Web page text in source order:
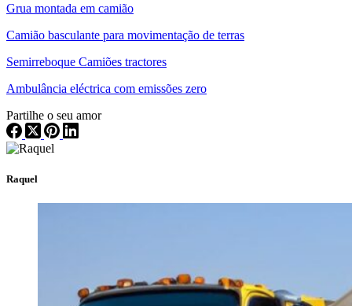
Grua montada em camião
Camião basculante para movimentação de terras
Semirreboque Camiões tractores
Ambulância eléctrica com emissões zero
Partilhe o seu amor
Raquel